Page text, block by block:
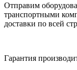
Отправим
транспортными
доставки по всей
Гарантия